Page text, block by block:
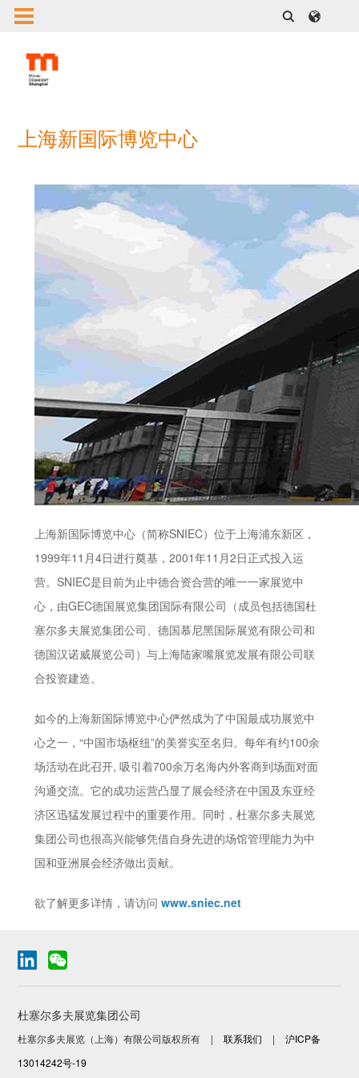
上海新国际博览中心
上海新国际博览中心（简称SNIEC）位于上海浦东新区，
1999年11月4日进行奠基，2001年11月2日正式投入运
营。SNIEC是目前为止中德合资合营的唯一一家展览中
心，由GEC德国展览集团国际有限公司（成员包括德国杜
塞尔多夫展览集团公司、德国慕尼黑国际展览有限公司和
德国汉诺威展览公司）与上海陆家嘴展览发展有限公司联
合投资建造。
如今的上海新国际博览中心俨然成为了中国最成功展览中
心之一，“中国市场枢纽”的美誉实至名归。每年有约100余
场活动在此召开, 吸引着700余万名海内外客商到场面对面
沟通交流。它的成功运营凸显了展会经济在中国及东亚经
济区迅猛发展过程中的重要作用。同时，杜塞尔多夫展览
集团公司也很高兴能够凭借自身先进的场馆管理能力为中
国和亚洲展会经济做出贡献。
欲了解更多详情，请访问 www.sniec.net
杜塞尔多夫展览集团公司
杜塞尔多夫展览（上海）有限公司版权所有 | 联系我们 |
沪ICP备
13014242号-19